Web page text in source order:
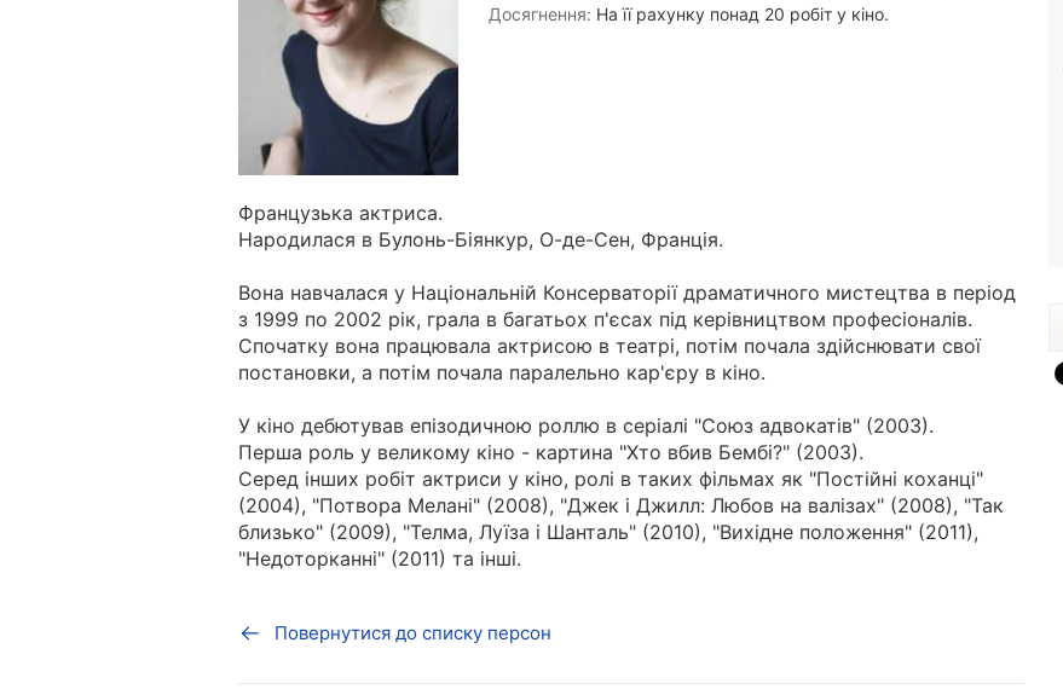
Досягнення: На її рахунку понад 20 робіт у кіно.
Французька актриса.
Народилася в Булонь-Біянкур, О-де-Сен, Франція.
Вона навчалася у Національній Консерваторії драматичного мистецтва в період
з 1999 по 2002 рік, грала в багатьох п'єсах під керівництвом професіоналів.
Спочатку вона працювала актрисою в театрі, потім почала здійснювати свої
постановки, а потім почала паралельно кар'єру в кіно.
У кіно дебютував епізодичною роллю в серіалі "Союз адвокатів" (2003).
Перша роль у великому кіно - картина "Хто вбив Бембі?" (2003).
Серед інших робіт актриси у кіно, ролі в таких фільмах як "Постійні коханці"
(2004), "Потвора Мелані" (2008), "Джек і Джилл: Любов на валізах" (2008), "Так
близько" (2009), "Телма, Луїза і Шанталь" (2010), "Вихідне положення" (2011),
"Недоторканні" (2011) та інші.
Повернутися до списку персон